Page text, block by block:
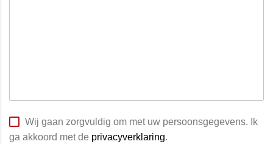
Wij gaan zorgvuldig om met uw persoonsgegevens. Ik
ga akkoord met de privacyverklaring.